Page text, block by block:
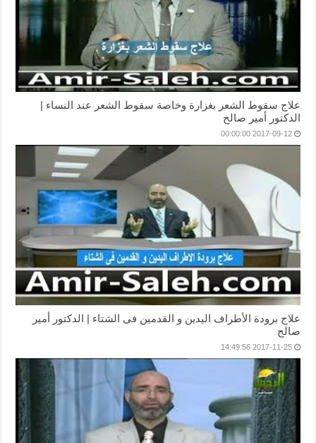
علاج سقوط الشعر بغزارة وخاصة سقوط الشعر عند النساء |
الدكتور أمير صالح
2017-09-12 00:00:00
علاج برودة الأطراف اليدين و القدمين فى الشتاء | الدكتور أمير
صالح
2017-11-25 14:49:56